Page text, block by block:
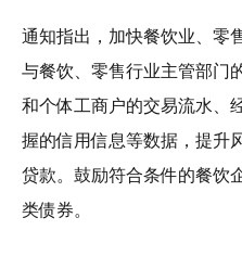
通知指出，加快餐饮业、零
与餐饮、零售行业主管部门
和个体工商户的交易流水、
握的信用信息等数据，提升
贷款。鼓励符合条件的餐饮
类债券。